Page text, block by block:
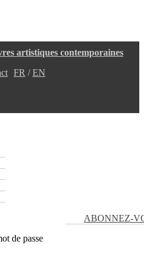
artistiques contemporaines
FR EN
ABONNEZ-
de passe